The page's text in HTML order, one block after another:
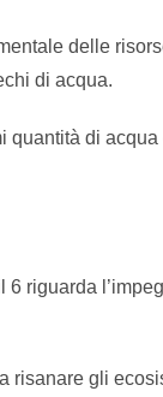
delle
di acqua.
di
riguarda
gli